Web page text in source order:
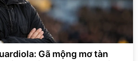
Gã mộng mơ tàn